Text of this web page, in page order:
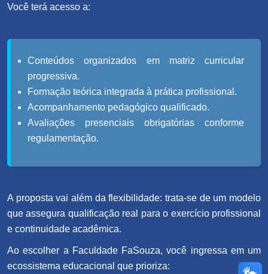
Você terá acesso a:
Conteúdos organizados em matriz curricular
progressiva.
Formação teórica integrada à prática profissional.
Acompanhamento pedagógico qualificado.
Avaliações presenciais obrigatórias conforme
regulamentação.
A proposta vai além da flexibilidade: trata-se de um modelo
que assegura qualificação real para o exercício profissional
e continuidade acadêmica.
Ao escolher a Faculdade FaSouza, você ingressa em um
ecossistema educacional que prioriza: